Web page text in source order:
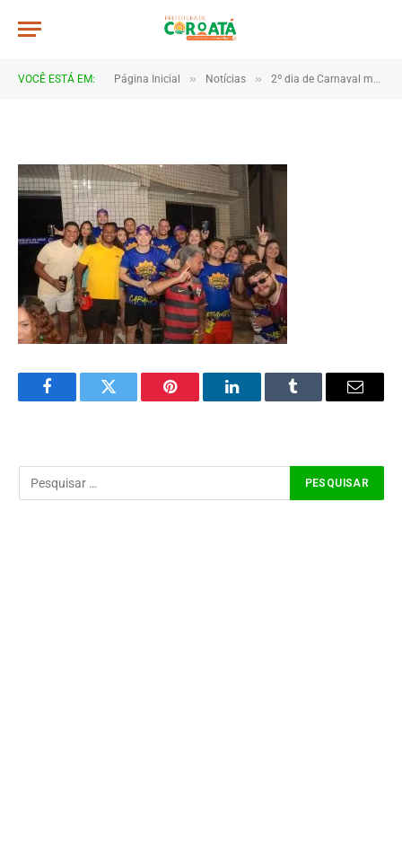
VOCÊ ESTÁ EM: Página Inicial » Notícias » 2º dia de Carnaval movimenta Coroatá com muita animação e grande público
4B2A0890
FacebookTwitter Pinterest LinkedInTumblr Email